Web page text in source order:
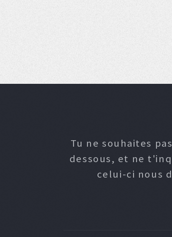
Tu ne souhaites
dessous, et ne
celui-ci nous